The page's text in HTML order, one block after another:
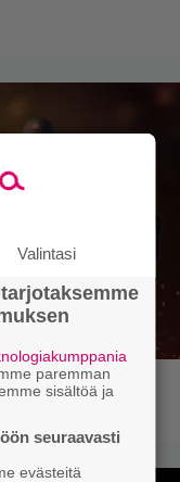
Valintasi
paremman
sisältöä ja
seuraavasti
evästeitä